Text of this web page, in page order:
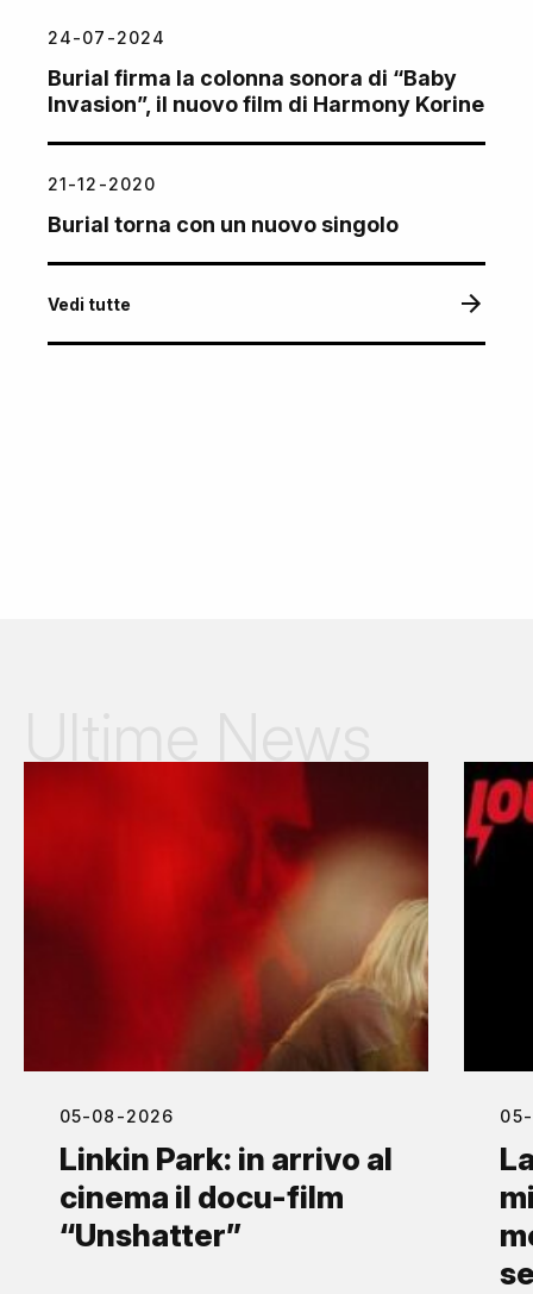
24-07-2024
Burial firma la colonna sonora di “Baby
Invasion”, il nuovo film di Harmony Korine
21-12-2020
Burial torna con un nuovo singolo
Vedi tutte
05-08-2026
Linkin Park: in arrivo al
cinema il docu-film
“Unshatter”